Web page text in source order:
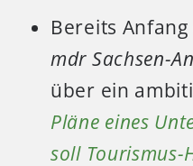
Bereits
mdr Sachsen-
über ein
Pläne eines
soll Tourismus-